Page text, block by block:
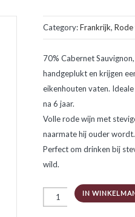
Category:Frankrijk, Rode
70% Cabernet
handgeplukt en krijgen
eikenhouten vaten.
na 6 jaar.
Volle rode wijn met
naarmate hij ouder wordt.
Perfect om drinken bij
wild.
Château
Braude
IN